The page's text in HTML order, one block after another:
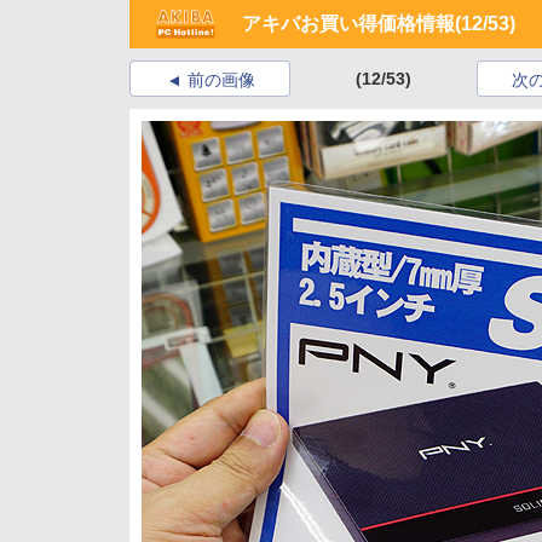
アキバお買い得価格情報(12/53)
前の画像 (12/53) 次